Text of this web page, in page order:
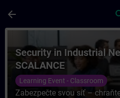
arrow_back
Cursus - Security in
Security in Industrial
SCALANCE
Learning Event - Classroom
Zabezpečte svou síť –